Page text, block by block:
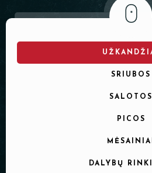
PADĖKLAI
SRIUBOS
SALOTOS
PICOS
MĖSAINIAI
DALYBŲ